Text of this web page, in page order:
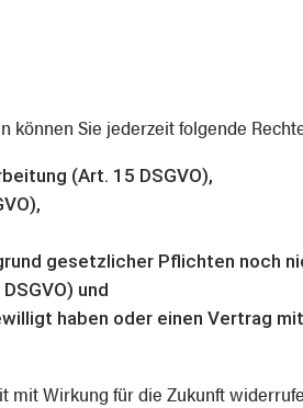
Sie jederzeit folgende
(Art. 15 DSGVO),
gesetzlicher Pflichten noch
und
haben oder einen Vertrag
mit Wirkung für die Zukunft